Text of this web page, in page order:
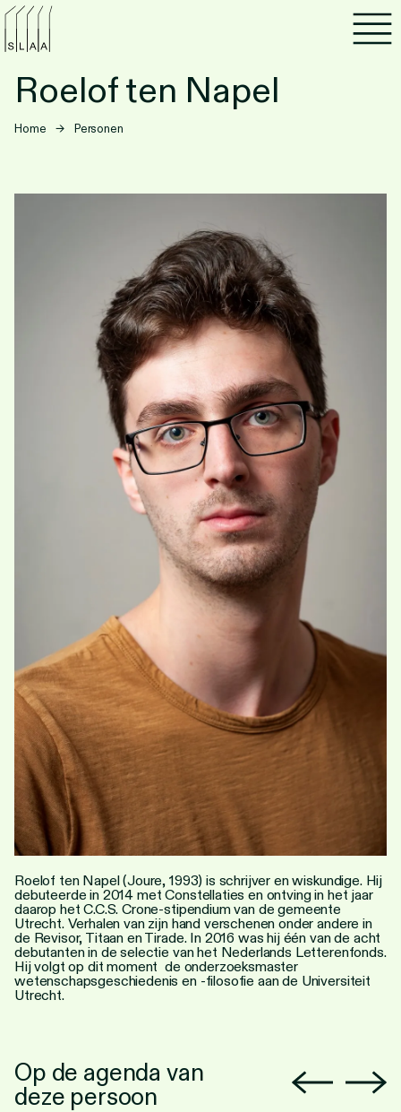
Roelof ten Napel
Home → Personen
Roelof ten Napel (Joure, 1993) is schrijver en wiskundige. Hij
debuteerde in 2014 met Constellaties en ontving in het jaar
daarop het C.C.S. Crone-stipendium van de gemeente
Utrecht. Verhalen van zijn hand verschenen onder andere in
de Revisor, Titaan en Tirade. In 2016 was hij één van de acht
debutanten in de selectie van het Nederlands Letterenfonds.
Hij volgt op dit moment de onderzoeksmaster
wetenschapsgeschiedenis en -filosofie aan de Universiteit
Utrecht.
Op de agenda van
deze persoon
Agenda
Programma's
Lezen
Luisteren
Over SLAA
Vacatures
Locaties
Personen
Toegankelijkheid
Stadsdichter